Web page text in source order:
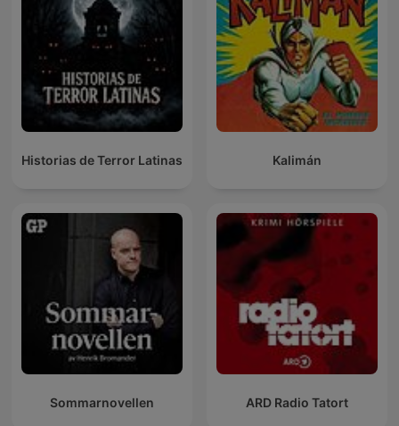
Historias de Terror Latinas Kalimán
Sommarnovellen ARD Radio Tatort